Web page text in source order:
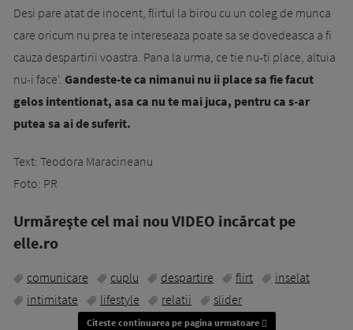
Desi pare atat de inocent, flirtul la birou cu un coleg de munca
care oricum nu prea te intereseaza poate sa se dovedeasca a fi
cauza despartirii voastra. Pana la urma, ce tie nu-ti place, altuia
nu-i face'. Gandeste-te ca nimanui nu ii place sa fie facut
gelos intentionat, asa ca nu te mai juca, pentru ca s-ar
putea sa ai de suferit.
Text: Teodora Maracineanu
Foto: PR
Urmăreşte cel mai nou VIDEO incărcat pe
elle.ro
comunicare cuplu despartire flirt
inselat
intimitate
lifestyle relatii slider
Citeste continuarea pe pagina urmatoare